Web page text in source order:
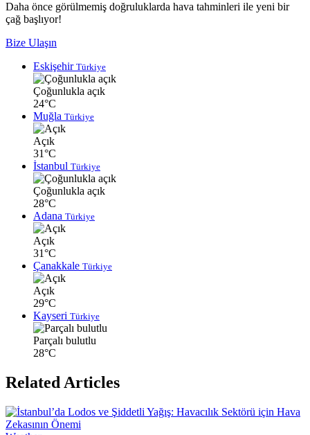
Daha önce görülmemiş doğruluklarda hava tahminleri ile yeni bir
çağ başlıyor!
Bize Ulaşın
Eskişehir Türkiye
Çoğunlukla açık
24°C
Muğla Türkiye
Açık
31°C
İstanbul Türkiye
Çoğunlukla açık
28°C
Adana Türkiye
Açık
31°C
Çanakkale Türkiye
Açık
29°C
Kayseri Türkiye
Parçalı bulutlu
28°C
Related Articles